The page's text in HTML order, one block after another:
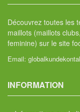
Découvrez toutes les
maillots (maillots
feminine) sur le site
Email:
INFORMATION